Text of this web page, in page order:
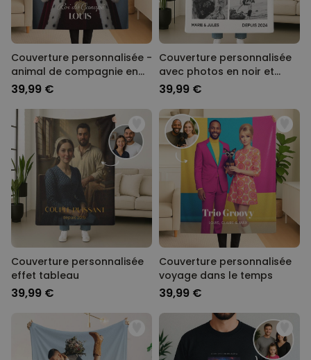
Couverture personnalisée -
animal de compagnie en
costume
39,99 €
Couverture personnalisée
avec photos en noir et
blanc et texte
39,99 €
Couverture personnalisée
effet tableau
39,99 €
Couverture personnalisée
voyage dans le temps
39,99 €